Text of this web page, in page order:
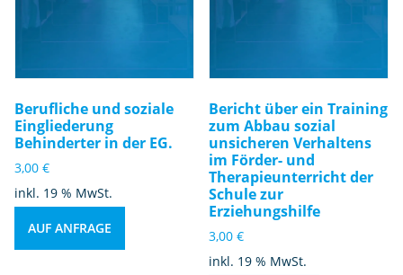
Berufliche und soziale
Eingliederung
Behinderter in der EG.
3,00 €
inkl. 19 % MwSt.
AUF ANFRAGE
Bericht über ein Training
zum Abbau sozial
unsicheren Verhaltens
im Förder- und
Therapieunterricht der
Schule zur
Erziehungshilfe
3,00€
inkl. 19 % MwSt.